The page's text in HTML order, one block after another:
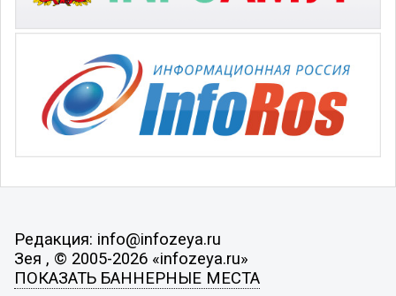
Редакция: info@infozeya.ru
Зея , © 2005-2026 «infozeya.ru»
ПОКАЗАТЬ БАННЕРНЫЕ МЕСТА